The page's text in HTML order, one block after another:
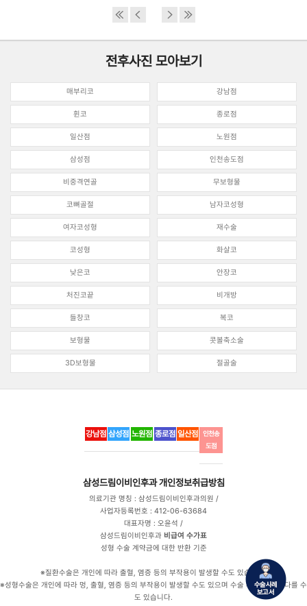
전후사진 모아보기
매부리코 강남점
휜코 종로점
일산점 노원점
삼성점 인천송도점
비중격연골 무보형물
코뼈골절 남자코성형
여자코성형 재수술
코성형 화살코
낮은코 안장코
처진코끝 비개방
들창코 복코
보형물 콧볼축소술
3D보형물 절골술
강남점 삼성점 노원점 종로점 일산점
인천송
도점
삼성드림이비인후과 개인정보취급방침
의료기관 명칭 : 삼성드림이비인후과의원 /
사업자등록번호 : 412-06-63684
대표자명 : 오윤석 /
삼성드림이비인후과 비급여 수가표
성형 수술 계약금에 대한 반환 기준
※질환수술은 개인에 따라 출혈, 염증 등의 부작용이 발생할 수도 있습니다.
※성형수술은 개인에 따라 멍, 출혈, 염증 등의 부작용이 발생할 수도 있으며 수술 후 만족도는 다를 수
도 있습니다.